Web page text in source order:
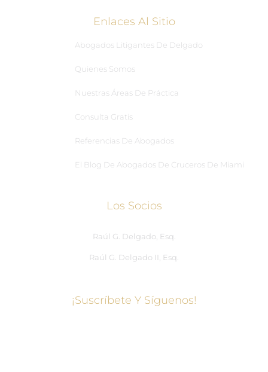
Enlaces Al Sitio
Abogados Litigantes De Delgado
Quienes Somos
Nuestras Áreas De Práctica
Consulta Gratis
Referencias De Abogados
El Blog De Abogados De Cruceros De Miami
Los Socios
Raúl G. Delgado, Esq.
Raúl G. Delgado II, Esq.
¡Suscríbete Y Síguenos!